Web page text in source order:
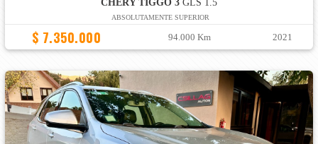
CHERY TIGGO 3GLS 1.5
ABSOLUTAMENTE SUPERIOR
$ 7.350.000 94.000 Km 2021